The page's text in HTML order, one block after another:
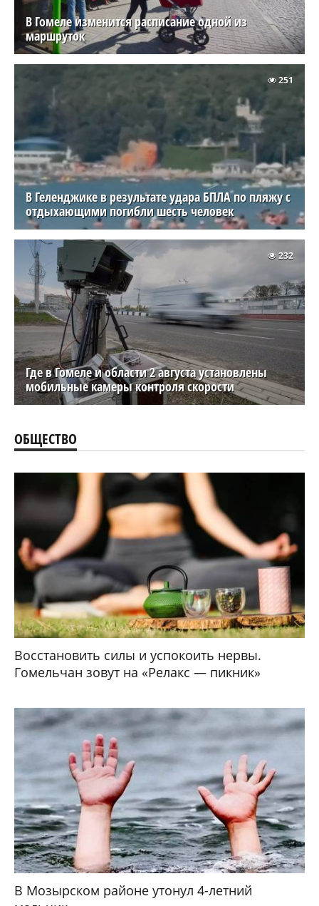
В Гомеле изменится расписание одной из
маршруток
В Геленджике в результате удара БПЛА по пляжу с
отдыхающими погибли шесть человек
251
Где в Гомеле и области 2 августа установлены
мобильные камеры контроля скорости
232
ОБЩЕСТВО
Восстановить силы и успокоить нервы.
Гомельчан зовут на «Релакс — пикник»
В Мозырском районе утонул 4-летний